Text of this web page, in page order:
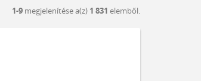
1-9 megjelenítése a(z) 1 831 elemből.